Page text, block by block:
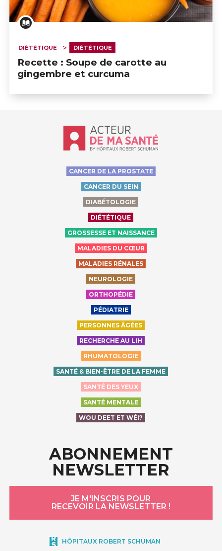
DIÉTÉTIQUE DIÉTÉTIQUE
Recette : Soupe de carotte au
gingembre et curcuma
Accueil - Acteur de ma santé, by
CANCER DE LA PROSTATE
CANCER DU SEIN
DIABÉTOLOGIE
DIÉTÉTIQUE
GROSSESSE ET NAISSANCE
MALADIES DU CŒUR
MALADIES RÉNALES
NEUROLOGIE
ORTHOPÉDIE
PÉDIATRIE
PERSONNES ÂGÉES
RECHERCHE AU LIH
RHUMATOLOGIE
SANTÉ & BIEN-ÊTRE DE LA FEMME
SANTÉ DES YEUX
SANTÉ MENTALE
WOU DEET ET WÉI?
ABONNEMENT
NEWSLETTER
JE M'INSCRIS POUR
RECEVOIR LA NEWSLETTER !
HÔPITAUX ROBERT SCHUMAN